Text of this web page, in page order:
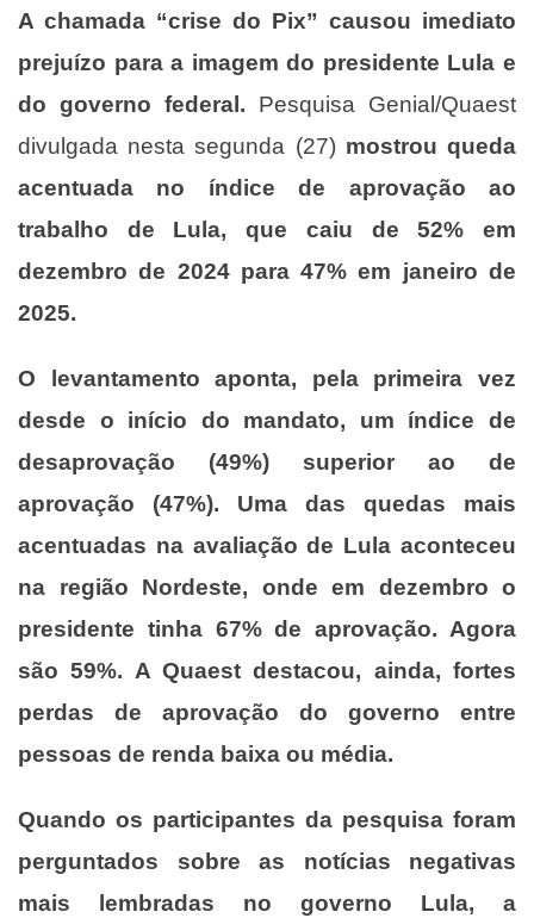
A chamada “crise do Pix” causou imediato
prejuízo para a imagem do presidente Lula e
do governo federal. Pesquisa Genial/Quaest
divulgada nesta segunda (27) mostrou queda
acentuada no índice de aprovação ao
trabalho de Lula, que caiu de 52% em
dezembro de 2024 para 47% em janeiro de
2025.
O levantamento aponta, pela primeira vez
desde o início do mandato, um índice de
desaprovação (49%) superior ao de
aprovação (47%). Uma das quedas mais
acentuadas na avaliação de Lula aconteceu
na região Nordeste, onde em dezembro o
presidente tinha 67% de aprovação. Agora
são 59%. A Quaest destacou, ainda, fortes
perdas de aprovação do governo entre
pessoas de renda baixa ou média.
Quando os participantes da pesquisa foram
perguntados sobre as notícias negativas
mais lembradas no governo Lula, a